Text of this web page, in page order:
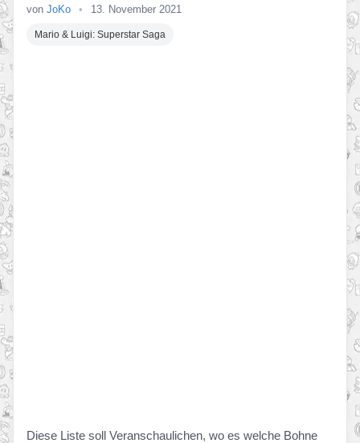
von JoKo • 13. November 2021
Mario & Luigi: Superstar Saga
Diese Liste soll Veranschaulichen, wo es welche Bohne